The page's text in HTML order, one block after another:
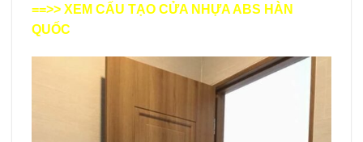
==>> XEM CẤU TẠO CỬA NHỰA ABS HÀN
QUỐC